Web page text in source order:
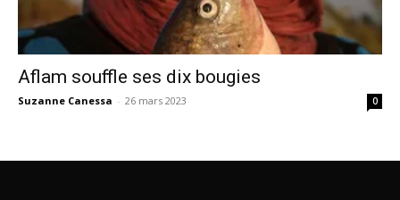
Aflam souffle ses dix bougies
Suzanne Canessa - 26 mars 2023 0